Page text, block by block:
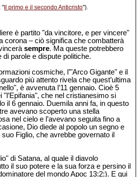
" Il primo e il secondo Anticristo").
è partito "da vincitore, e per vincere"
corona – ciò significa che combatterà
sempre. Ma queste potrebbero
parole e dispute politiche.
cosmiche, l’"Arco Gigante" e il
più attento rivela che quest’ultima
è avvenuta l’11 gennaio. Cioè 5
"l’Epifania", che nel cristianesimo si
il 6 gennaio. Duemila anni fa, in questo
avevano scoperto una stella
nel cielo e l’avevano seguita fino a
Dio diede al popolo un segno e
Figlio, che avrebbe governato il
di Satana, al quale il diavolo
il suo potere e la sua forza e persino il
del mondo Apoc 13:2;). E qui